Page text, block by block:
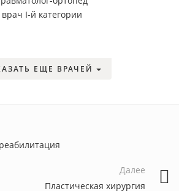
врач I-й категории
ЕЩЕ ВРАЧЕЙ
Далее
Пластическая хирургия